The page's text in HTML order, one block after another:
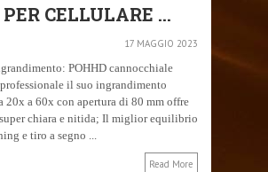
CELLULARE ...
17 MAGGIO 2023
POHHD cannocchiale
il suo ingrandimento
20x a 60x con apertura di 80 mm offre
chiara e nitida; Il miglior equilibrio
e tiro a segno ...
Read More